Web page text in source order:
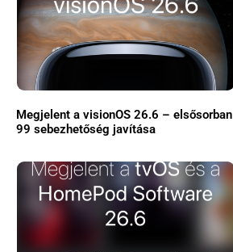
Megjelent a visionOS 26.6 – elsősorban
99 sebezhetőség javítása